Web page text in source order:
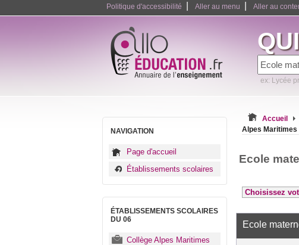
Politique d'accessibilité Aller au menu Aller au
ex: Lycée
NAVIGATION
Page d'accueil
Établissements scolaires
ÉTABLISSEMENTS SCOLAIRES
DU 06
Collège Alpes Maritimes
Accueil
Alpes Maritimes
Ecole
Ecole